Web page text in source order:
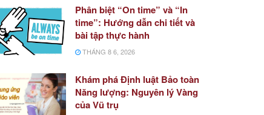
Phân biệt “On time” và “In
time”: Hướng dẫn chi tiết và
bài tập thực hành
THÁNG 8 6, 2026
Khám phá Định luật Bảo toàn
Năng lượng: Nguyên lý Vàng
của Vũ trụ